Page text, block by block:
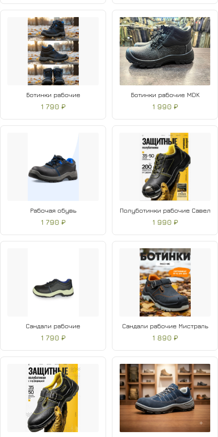
Ботинки рабочие
1 790 ₽
Ботинки рабочие MDK
1 990 ₽
Рабочая обувь
1 790 ₽
Полуботинки рабочие Савел
1 990 ₽
Сандали рабочие
1 790 ₽
Сандали рабочие Мистраль
1 890 ₽